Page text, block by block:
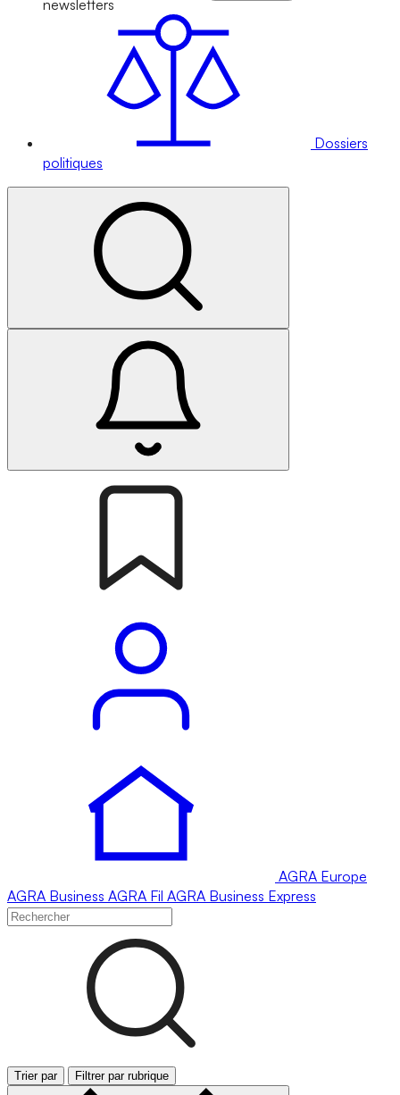
newsletters
Dossiers
politiques
AGRA Europe
AGRA Business AGRA Fil AGRA Business Express
Trier par Filtrer par rubrique